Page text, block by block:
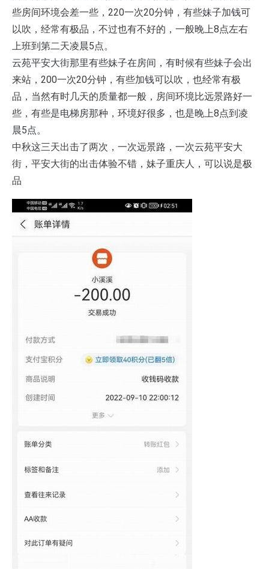
些房间环境会差一些，220一次20分钟，有些妹子加钱可
以吹，经常有极品，不过也有不好的，一般晚上8点左右
上班到第二天凌晨5点。
云苑平安大街那里有些妹子在房间，有时候有些妹子会出
来站，200一次20分钟，有些加钱可以吹，也经常有极
品，当然有时几天的质量都一般，房间环境比远景路好一
些，有些是电梯房那种，环境好很多，也是晚上8点到凌
晨5点。
中秋这三天出击了两次，一次远景路，一次云苑平安大
街，平安大街的出击体验不错，妹子重庆人，可以说是极
品